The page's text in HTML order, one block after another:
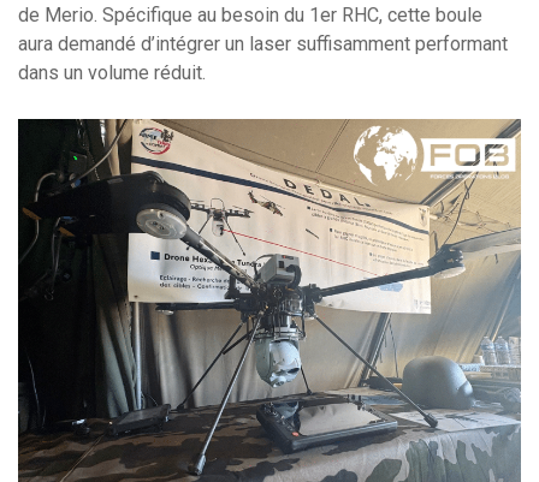
de Merio. Spécifique au besoin du 1er RHC, cette boule
aura demandé d’intégrer un laser suffisamment performant
dans un volume réduit.